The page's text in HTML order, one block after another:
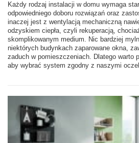
Każdy rodzaj instalacji w domu wymaga
odpowiedniego doboru rozwiązań oraz
inaczej jest z wentylacją mechaniczną
odzyskiem ciepła, czyli rekuperacją,
skomplikowanym medium. Nic bardziej
niektórych budynkach zaparowane okna,
zaduch w pomieszczeniach. Dlatego warto
aby wybrać system zgodny z naszymi